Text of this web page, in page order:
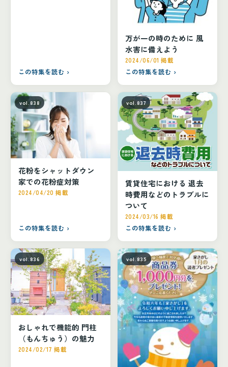
この特集を読む ›
万が一の時のために 風
水害に備えよう
2024/06/01 掲載
この特集を読む ›
vol.838
花粉をシャットダウン
家での花粉症対策
2024/04/20 掲載
この特集を読む ›
vol.837
賃貸住宅における 退去
時費用などのトラブルに
ついて
2024/03/16 掲載
この特集を読む ›
vol.836
おしゃれで機能的 門柱
（もんちゅう）の魅力
2024/02/17 掲載
vol.835